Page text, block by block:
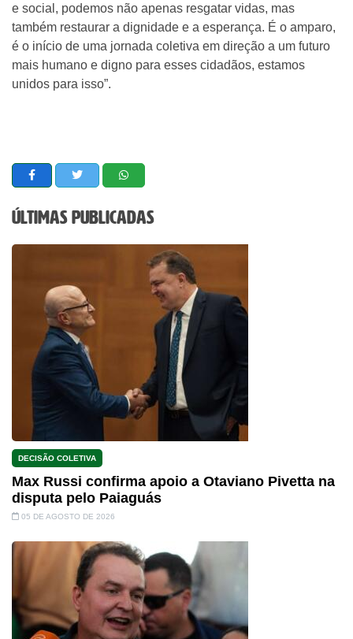
e social, podemos não apenas resgatar vidas, mas
também restaurar a dignidade e a esperança. É o amparo,
é o início de uma jornada coletiva em direção a um futuro
mais humano e digno para esses cidadãos, estamos
unidos para isso”.
Últimas Publicadas
DECISÃO COLETIVA
Max Russi confirma apoio a Otaviano Pivetta na
disputa pelo Paiaguás
05 DE AGOSTO DE 2026